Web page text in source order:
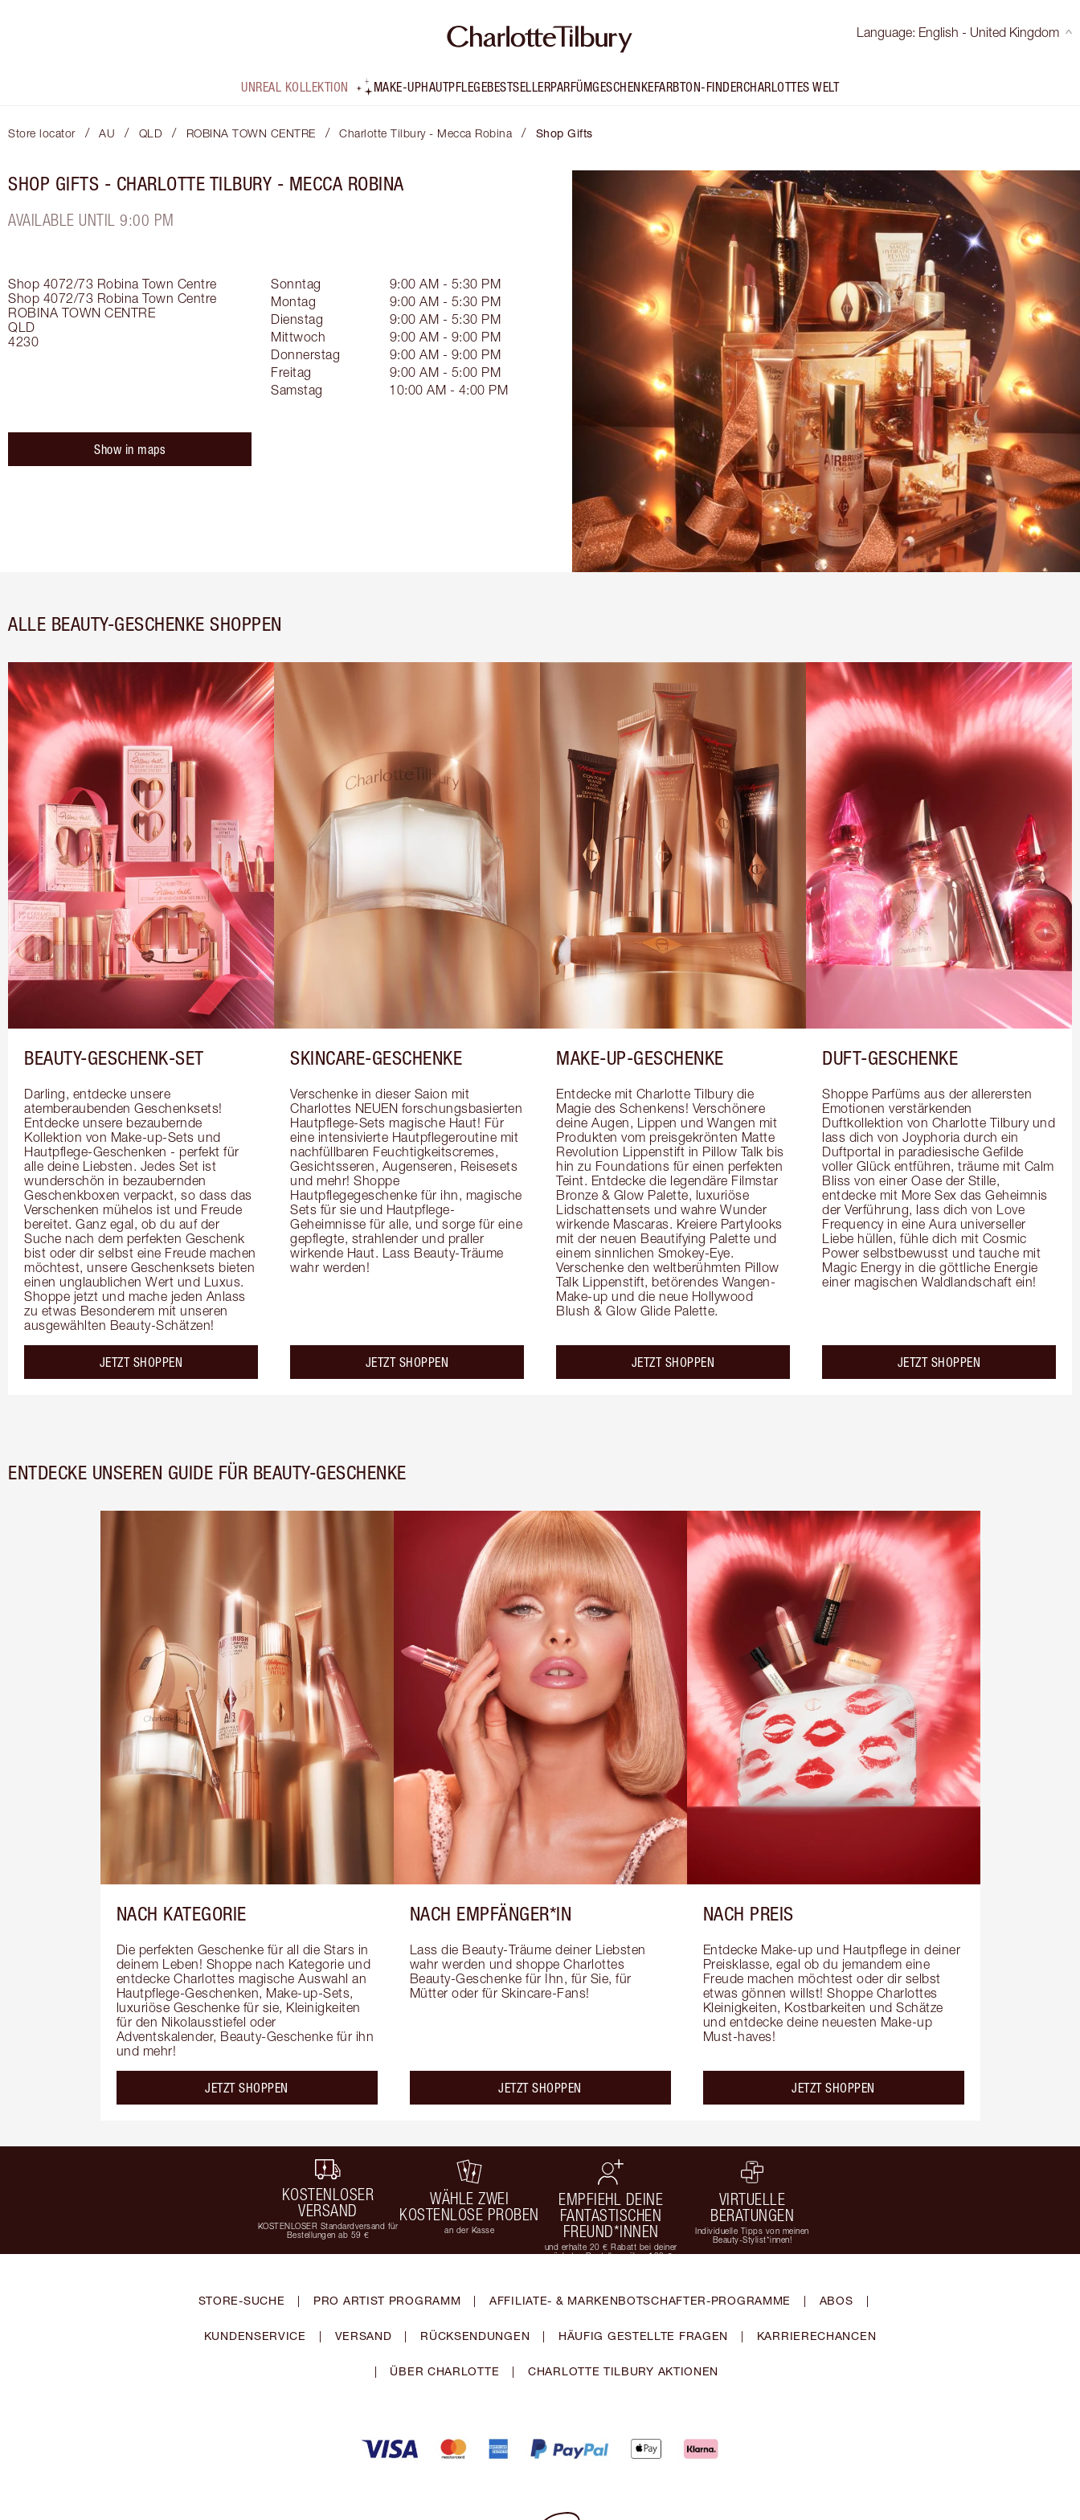
Language: English - United Kingdom
UNREAL KOLLEKTION MAKE-UPHAUTPFLEGEBESTSELLERPARFÜMGESCHENKEFARBTON-FINDERCHARLOTTES WELT
Store locator / AU / QLD / ROBINA TOWN CENTRE / Charlotte Tilbury - Mecca Robina / Shop Gifts
SHOP GIFTS - CHARLOTTE TILBURY - MECCA ROBINA
AVAILABLE UNTIL 9:00 PM
Shop 4072/73 Robina Town Centre
Shop 4072/73 Robina Town Centre
ROBINA TOWN CENTRE
QLD
4230
Sonntag
9:00 AM - 5:30 PM
Montag
9:00 AM - 5:30 PM
Dienstag
9:00 AM - 5:30 PM
Mittwoch
9:00 AM - 9:00 PM
Donnerstag
9:00 AM - 9:00 PM
Freitag
9:00 AM - 5:00 PM
Samstag
10:00 AM - 4:00 PM
Show in maps
ALLE BEAUTY-GESCHENKE SHOPPEN
BEAUTY-GESCHENK-SET
Darling, entdecke unsere
atemberaubenden Geschenksets!
Entdecke unsere bezaubernde
Kollektion von Make-up-Sets und
Hautpflege-Geschenken - perfekt für
alle deine Liebsten. Jedes Set ist
wunderschön in bezaubernden
Geschenkboxen verpackt, so dass das
Verschenken mühelos ist und Freude
bereitet. Ganz egal, ob du auf der
Suche nach dem perfekten Geschenk
bist oder dir selbst eine Freude machen
möchtest, unsere Geschenksets bieten
einen unglaublichen Wert und Luxus.
Shoppe jetzt und mache jeden Anlass
zu etwas Besonderem mit unseren
ausgewählten Beauty-Schätzen!
JETZT SHOPPEN
SKINCARE-GESCHENKE
Verschenke in dieser Saion mit
Charlottes NEUEN forschungsbasierten
Hautpflege-Sets magische Haut! Für
eine intensivierte Hautpflegeroutine mit
nachfüllbaren Feuchtigkeitscremes,
Gesichtsseren, Augenseren, Reisesets
und mehr! Shoppe
Hautpflegegeschenke für ihn, magische
Sets für sie und Hautpflege-
Geheimnisse für alle, und sorge für eine
gepflegte, strahlender und praller
wirkende Haut. Lass Beauty-Träume
wahr werden!
JETZT SHOPPEN
MAKE-UP-GESCHENKE
Entdecke mit Charlotte Tilbury die
Magie des Schenkens! Verschönere
deine Augen, Lippen und Wangen mit
Produkten vom preisgekrönten Matte
Revolution Lippenstift in Pillow Talk bis
hin zu Foundations für einen perfekten
Teint. Entdecke die legendäre Filmstar
Bronze & Glow Palette, luxuriöse
Lidschattensets und wahre Wunder
wirkende Mascaras. Kreiere Partylooks
mit der neuen Beautifying Palette und
einem sinnlichen Smokey-Eye.
Verschenke den weltberühmten Pillow
Talk Lippenstift, betörendes Wangen-
Make-up und die neue Hollywood
Blush & Glow Glide Palette.
JETZT SHOPPEN
DUFT-GESCHENKE
Shoppe Parfüms aus der allerersten
Emotionen verstärkenden
Duftkollektion von Charlotte Tilbury und
lass dich von Joyphoria durch ein
Duftportal in paradiesische Gefilde
voller Glück entführen, träume mit Calm
Bliss von einer Oase der Stille,
entdecke mit More Sex das Geheimnis
der Verführung, lass dich von Love
Frequency in eine Aura universeller
Liebe hüllen, fühle dich mit Cosmic
Power selbstbewusst und tauche mit
Magic Energy in die göttliche Energie
einer magischen Waldlandschaft ein!
JETZT SHOPPEN
ENTDECKE UNSEREN GUIDE FÜR BEAUTY-GESCHENKE
NACH KATEGORIE
Die perfekten Geschenke für all die Stars in
deinem Leben! Shoppe nach Kategorie und
entdecke Charlottes magische Auswahl an
Hautpflege-Geschenken, Make-up-Sets,
luxuriöse Geschenke für sie, Kleinigkeiten
für den Nikolausstiefel oder
Adventskalender, Beauty-Geschenke für ihn
und mehr!
JETZT SHOPPEN
NACH EMPFÄNGER*IN
Lass die Beauty-Träume deiner Liebsten
wahr werden und shoppe Charlottes
Beauty-Geschenke für Ihn, für Sie, für
Mütter oder für Skincare-Fans!
JETZT SHOPPEN
NACH PREIS
Entdecke Make-up und Hautpflege in deiner
Preisklasse, egal ob du jemandem eine
Freude machen möchtest oder dir selbst
etwas gönnen willst! Shoppe Charlottes
Kleinigkeiten, Kostbarkeiten und Schätze
und entdecke deine neuesten Make-up
Must-haves!
JETZT SHOPPEN
KOSTENLOSER
VERSAND
KOSTENLOSER Standardversand für
Bestellungen ab 59 €
WÄHLE ZWEI
KOSTENLOSE PROBEN
an der Kasse
EMPFIEHL DEINE
FANTASTISCHEN
FREUND*INNEN
und erhalte 20 € Rabatt bei deiner
nächsten Bestellung über 100 €
VIRTUELLE
BERATUNGEN
Individuelle Tipps von meinen
Beauty-Stylist*innen!
STORE-SUCHE | PRO ARTIST PROGRAMM | AFFILIATE- & MARKENBOTSCHAFTER-PROGRAMME | ABOS |
KUNDENSERVICE | VERSAND | RÜCKSENDUNGEN | HÄUFIG GESTELLTE FRAGEN | KARRIERECHANCEN
| ÜBER CHARLOTTE | CHARLOTTE TILBURY AKTIONEN